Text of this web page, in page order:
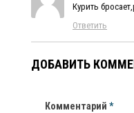
Курить
Ответить
ДОБАВИТЬ
Комментарий *